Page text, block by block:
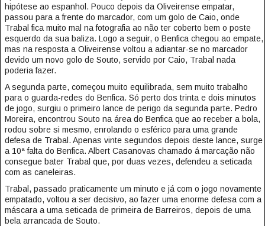
hipótese ao espanhol. Pouco depois da Oliveirense empatar,
passou para a frente do marcador, com um golo de Caio, onde
Trabal fica muito mal na fotografia ao não ter coberto bem o poste
esquerdo da sua baliza. Logo a seguir, o Benfica chegou ao empate,
mas na resposta a Oliveirense voltou a adiantar-se no marcador
devido um novo golo de Souto, servido por Caio, Trabal nada
poderia fazer.
A segunda parte, começou muito equilibrada, sem muito trabalho
para o guarda-redes do Benfica. Só perto dos trinta e dois minutos
de jogo, surgiu o primeiro lance de perigo da segunda parte. Pedro
Moreira, encontrou Souto na área do Benfica que ao receber a bola,
rodou sobre si mesmo, enrolando o esférico para uma grande
defesa de Trabal. Apenas vinte segundos depois deste lance, surge
a 10ª falta do Benfica. Albert Casanovas chamado á marcação não
consegue bater Trabal que, por duas vezes, defendeu a seticada
com as caneleiras.
Trabal, passado praticamente um minuto e já com o jogo novamente
empatado, voltou a ser decisivo, ao fazer uma enorme defesa com a
máscara a uma seticada de primeira de Barreiros, depois de uma
bela arrancada de Souto.